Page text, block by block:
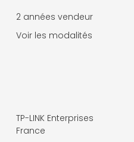
2 années vendeur
Voir les modalités
TP-LINK Enterprises
France